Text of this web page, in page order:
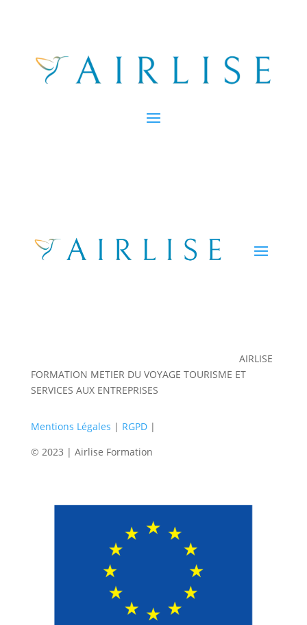
Salut, bon retour !
AIRLISE
FORMATION METIER DU VOYAGE TOURISME ET
SERVICES AUX ENTREPRISES
Mentions Légales | RGPD|
© 2023 | Airlise Formation